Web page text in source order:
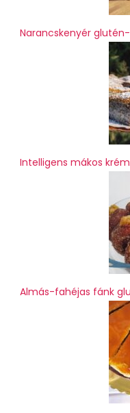
Narancskenyér
Intelligens mákos
Almás-fahéjas fánk